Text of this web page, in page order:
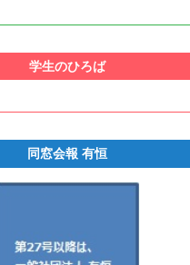
学生のひろば
同窓会報 有恒